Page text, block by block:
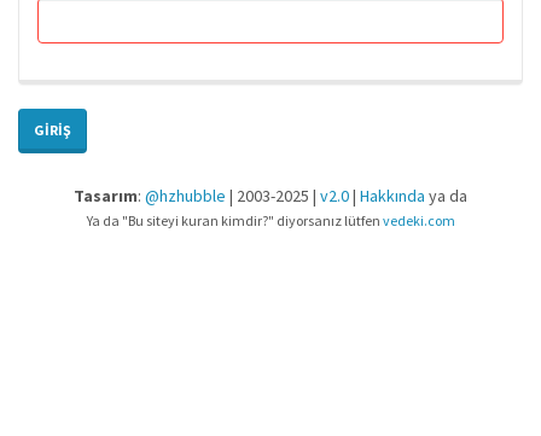
GIRIŞ
Tasarım: @hzhubble | 2003-2025 | v2.0| Hakkında ya da
Ya da "Bu siteyi kuran kimdir?" diyorsanız lütfen vedeki.com